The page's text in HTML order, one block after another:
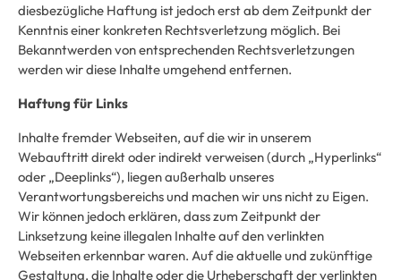
diesbezügliche Haftung ist jedoch erst ab dem Zeitpunkt der
Kenntnis einer konkreten Rechtsverletzung möglich. Bei
Bekanntwerden von entsprechenden Rechtsverletzungen
werden wir diese Inhalte umgehend entfernen.
Haftung für Links
Inhalte fremder Webseiten, auf die wir in unserem
Webauftritt direkt oder indirekt verweisen (durch „Hyperlinks“
oder „Deeplinks“), liegen außerhalb unseres
Verantwortungsbereichs und machen wir uns nicht zu Eigen.
Wir können jedoch erklären, dass zum Zeitpunkt der
Linksetzung keine illegalen Inhalte auf den verlinkten
Webseiten erkennbar waren. Auf die aktuelle und zukünftige
Gestaltung, die Inhalte oder die Urheberschaft der verlinkten